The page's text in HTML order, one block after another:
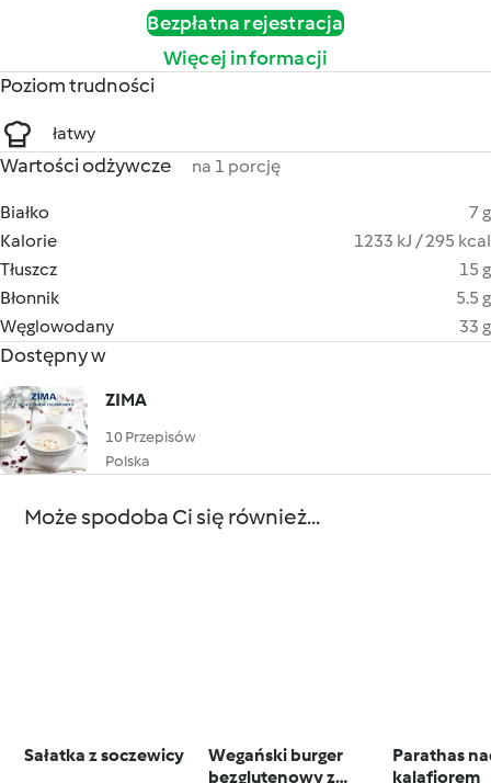
Bezpłatna rejestracja
Więcej informacji
Poziom trudności
łatwy
Wartości odżywcze na 1 porcję
Białko
7 g
Kalorie
1233 kJ / 295 kcal
Tłuszcz
15 g
Błonnik
5.5 g
Węglowodany
33 g
Dostępny w
ZIMA
10 Przepisów
Polska
Może spodoba Ci się również...
Sałatka z soczewicy
Wegański burger
bezglutenowy z
Parathas
kalafiorem